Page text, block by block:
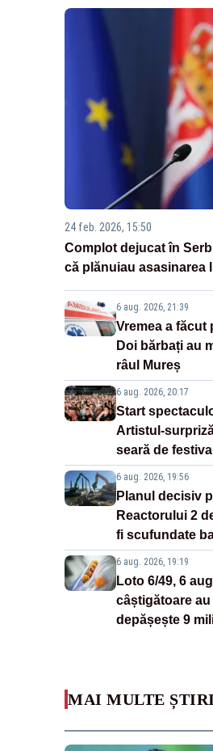
24 feb. 2026, 15:50
Complot dejucat în
că plănuiau asasinarea
6 aug. 2026, 21:39
Vremea a făcut
Doi bărbați au
râul Mureș
6 aug. 2026, 20:17
Start
Artistul-
seară de festival
6 aug. 2026, 19:56
Planul decisiv
Reactorului 2
fi scufundate
6 aug. 2026, 19:19
Loto 6/49, 6
câștigătoare
depășește 9
MAI MULTE